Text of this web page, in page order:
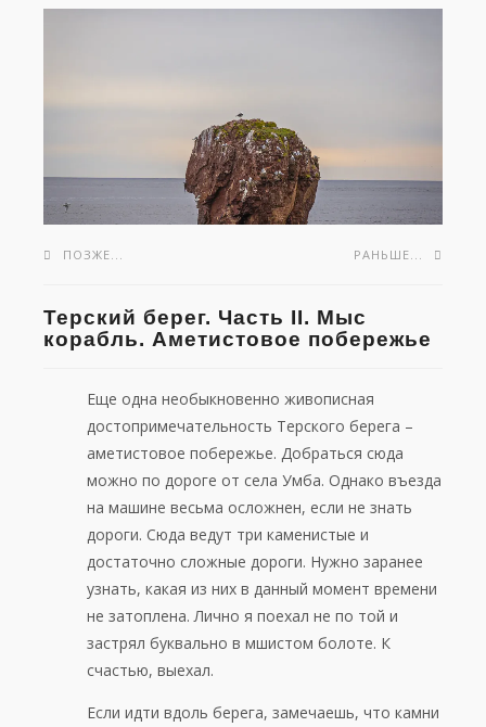
ПОЗЖЕ... РАНЬШЕ...
Терский берег. Часть II. Мыс
корабль. Аметистовое побережье
Еще одна необыкновенно живописная
достопримечательность Терского берега –
аметистовое побережье. Добраться сюда
можно по дороге от села Умба. Однако въезда
на машине весьма осложнен, если не знать
дороги. Сюда ведут три каменистые и
достаточно сложные дороги. Нужно заранее
узнать, какая из них в данный момент времени
не затоплена. Лично я поехал не по той и
застрял буквально в мшистом болоте. К
счастью, выехал.
Если идти вдоль берега, замечаешь, что камни